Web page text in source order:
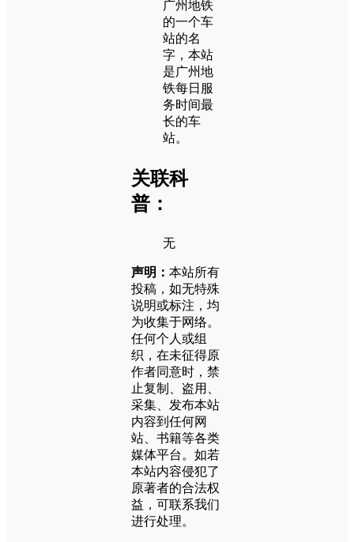
广州地铁
的一个车
站的名
字，本站
是广州地
铁每日服
务时间最
长的车
站。
关联科
普：
无
声明： 本站所有
投稿，如无特殊
说明或标注，均
为收集于网络。
任何个人或组
织，在未征得原
作者同意时，禁
止复制、盗用、
采集、发布本站
内容到任何网
站、书籍等各类
媒体平台。如若
本站内容侵犯了
原著者的合法权
益，可联系我们
进行处理。